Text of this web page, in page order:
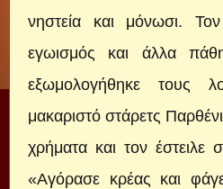
νηστεία και μόνωσι.
εγωισμός και άλλα
εξωμολογήθηκε τους
μακαριστό στάρετς
χρήματα και τον έστειλε
«Αγόρασε κρέας και